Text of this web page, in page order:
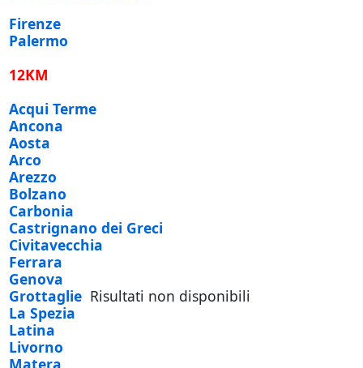
Firenze
Palermo
12KM
Acqui Terme
Ancona
Aosta
Arco
Arezzo
Bolzano
Carbonia
Castrignano dei Greci
Civitavecchia
Ferrara
Genova
Grottaglie Risultati non disponibili
La Spezia
Latina
Livorno
Matera